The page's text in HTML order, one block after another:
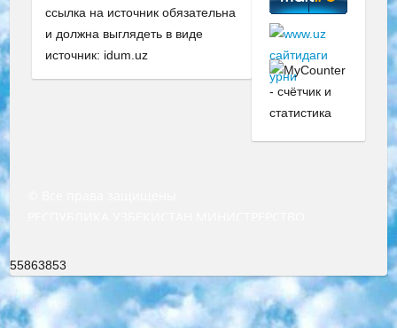
ссылка на источник обязательна
и должна выглядеть в виде
источник: idum.uz
55863853